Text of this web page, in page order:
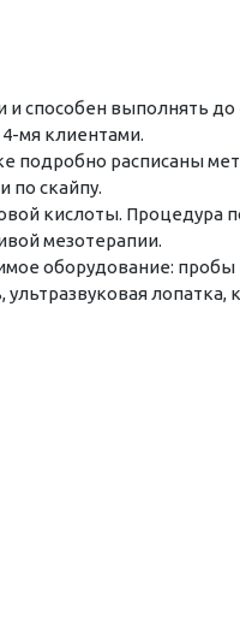
способен выполнять
мя клиентами.
подробно расписаны
по скайпу.
кислоты. Процедура
мезотерапии.
оборудование:
ультразвуковая